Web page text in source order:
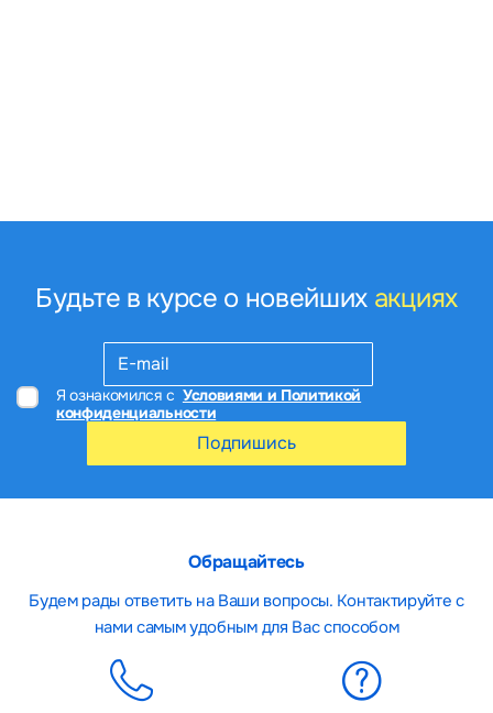
Будьте в курсе о новейших акциях
Я ознакомился с Условиями и Политикой
конфиденциальности
Подпишись
Обращайтесь
Будем рады ответить на Ваши вопросы. Контактируйте с
нами самым удобным для Вас способом